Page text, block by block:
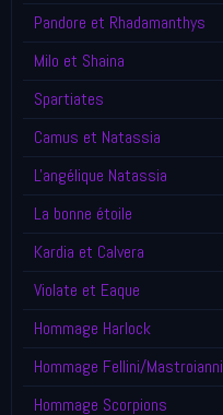
Pandore et Rhadamanthys
Milo et Shaina
Spartiates
Camus et Natassia
L'angélique Natassia
La bonne étoile
Kardia et Calvera
Violate et Eaque
Hommage Harlock
Hommage Fellini/Mastroianni
Hommage Scorpions